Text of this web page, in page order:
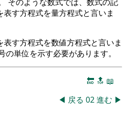
す方程式を量方程式と言いま
す方程式を数値方程式と言いま
単位を示す必要があります。
🔚 🔝 📖
◀ 戻る 02進む ▶